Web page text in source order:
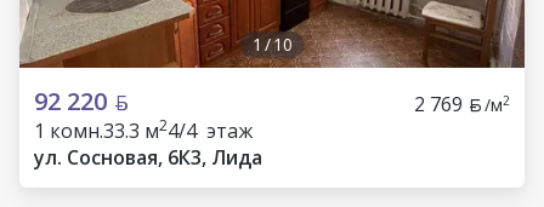
1 /10
92 220 2 769 /м2
1 комн.33.3 м24/4 этаж
ул. Сосновая, 6К3, Лида